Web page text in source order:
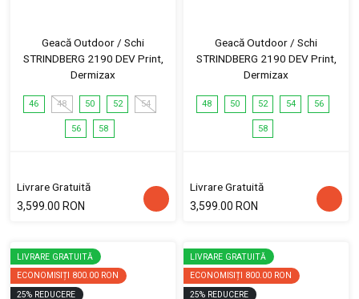
Geacă Outdoor / Schi
STRINDBERG 2190 DEV Print,
Dermizax
46 48 50 52 54
56 58
Livrare Gratuită
3,599.00 RON
Geacă Outdoor / Schi
STRINDBERG 2190 DEV Print,
Dermizax
48 50 52 54 56
58
Livrare Gratuită
3,599.00 RON
LIVRARE GRATUITĂ
ECONOMISIȚI 800.00 RON
25% REDUCERE
LIVRARE GRATUITĂ
ECONOMISIȚI 800.00 RON
25% REDUCERE